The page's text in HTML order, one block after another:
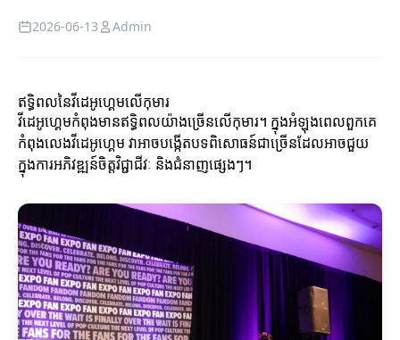
2026-06-13 Admin
ឥទ្ធិពលនៃវីដេអូហ្គេមលើកុមារ
វីដេអូហ្គេមកំពុងមានឥទ្ធិពលយ៉ាងច្រើនលើកុមារ។ ក្នុងអំឡុងពេលពួកគេ
កំពុងលេងវីដេអូហ្គេម វាអាចបង្កើតបទពិសោធន៍ជាច្រើនដែលអាចជួយ
ក្នុងការអភិវឌ្ឍន៍ចិត្តវិជ្ជាជីវៈ និងជំនាញផ្សេងៗ។